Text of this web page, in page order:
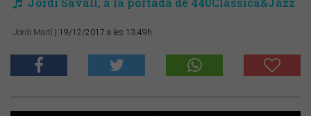
Jordi Martí | 19/12/2017 a les 13:49h